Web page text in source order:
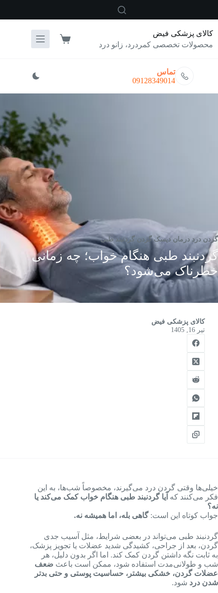
کالای پزشکی فیض
محصولات تخصصی کمردرد، زانو درد
سبد
تماس
09128349014
گردن درد درمان دیسک گردن گردنبند طبی
گردنبند طبی هنگام خواب؛ چه زمانی
خطرناک می‌شود؟
کالای پزشکی فیض
تیر 16, 1405
خیلی‌ها وقتی گردن درد می‌گیرند، مخصوصاً شب‌ها، به این
فکر می‌کنند که آیا گردنبند طبی هنگام خواب کمک می‌کند یا
نه؟
جواب کوتاه این است:گاهی بله، اما همیشه نه.
گردنبند طبی می‌تواند در بعضی شرایط، مثل آسیب جدی
گردن، بعد از جراحی، کشیدگی شدید عضلات یا تجویز پزشک،
به ثابت نگه داشتن گردن کمک کند. اما اگر بدون دلیل، هر
شب و طولانی‌مدت استفاده شود، ممکن است باعث ضعف
عضلات گردن، خشکی بیشتر، حساسیت پوستی و حتی بدتر
شدن درد شود.